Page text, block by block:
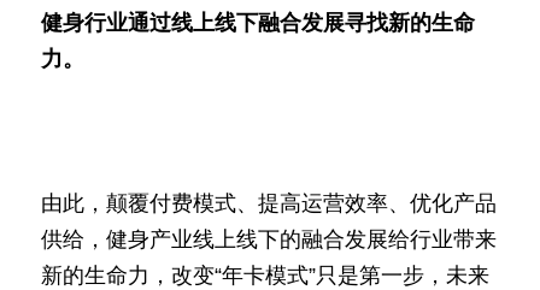
健身行业通过线上线下融合发展寻找新的生命
力。
由此，颠覆付费模式、提高运营效率、优化产品
供给，健身产业线上线下的融合发展给行业带来
新的生命力，改变“年卡模式”只是第一步，未来